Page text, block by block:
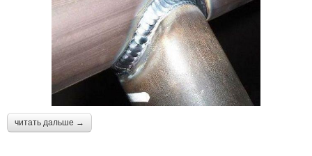
читать дальше →